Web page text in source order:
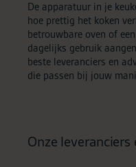
De apparatuur in je
hoe prettig het koken
betrouwbare oven of
dagelijks gebruik
beste leveranciers en
die passen bij jouw
Onze leveranciers